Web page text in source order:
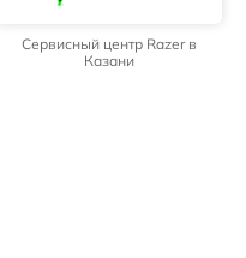
Сервисный центр Razer в
Казани